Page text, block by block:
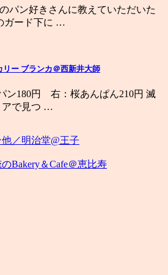
パン好きさんに教えていただいた
ガード下に …
ー ブランカ＠西新井大師
ン180円 右：桜あんぱん210円 滅
アで見つ …
／明治堂@王子
Bakery＆Cafe＠恵比寿